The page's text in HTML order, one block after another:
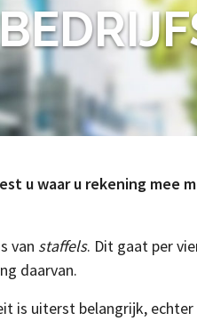
u waar u rekening mee
van staffels. Dit gaat per
daarvan.
is uiterst belangrijk,